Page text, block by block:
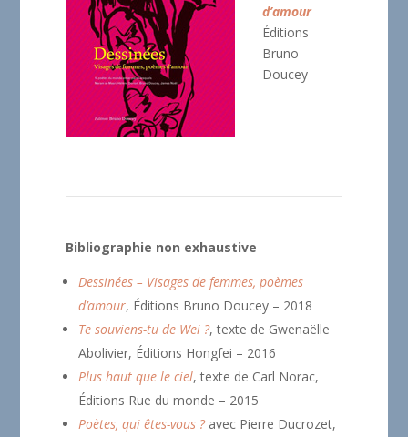
d’amour
Éditions
Bruno
Doucey
Bibliographie non exhaustive
Dessinées – Visages de femmes, poèmes
d’amour, Éditions Bruno Doucey – 2018
Te souviens-tu de Wei ?, texte de Gwenaëlle
Abolivier, Éditions Hongfei – 2016
Plus haut que le ciel, texte de Carl Norac,
Éditions Rue du monde – 2015
Poètes, qui êtes-vous ?avec Pierre Ducrozet,